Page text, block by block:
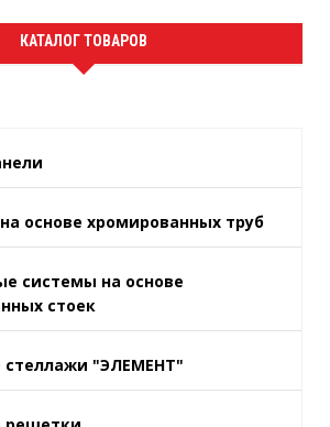
КАТАЛОГ ТОВАРОВ
основе хромированных труб
системы на основе
стоек
стеллажи "ЭЛЕМЕНТ"